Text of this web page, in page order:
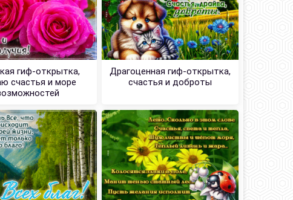
гиф-открытка,
счастья и море
Драгоценная гиф-открытка,
счастья и доброты